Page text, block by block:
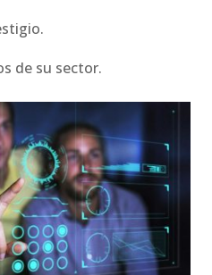
de su sector.